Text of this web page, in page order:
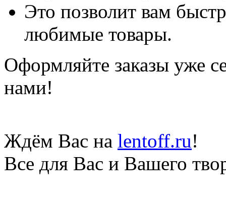
Это позволит вам
любимые товары.
Оформляйте заказы уже
нами!
Ждём Вас на lentoff.ru!
Все для Вас и Вашего